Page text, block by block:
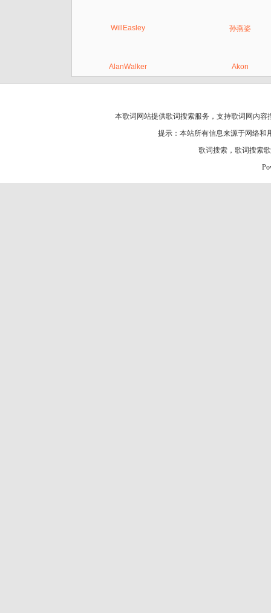
WillEasley 孙燕姿
AlanWalker Akon
本歌词网站提供歌词搜索服务，支持歌词网 内容
提示：本站所有信息来源于网络
歌词搜索 ， 歌词搜索